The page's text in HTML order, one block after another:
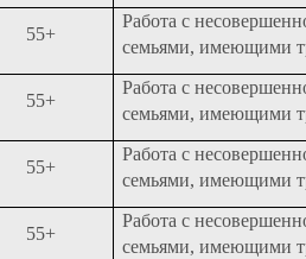
55+
Работа с
семьями, имеющими
55+
Работа с
семьями, имеющими
55+
Работа с
семьями, имеющими
55+
Работа с
семьями, имеющими